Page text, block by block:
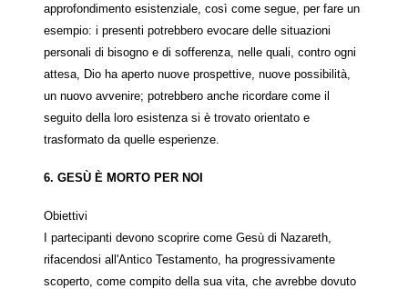
approfondimento esistenziale, così come segue, per fare un
esempio: i presenti potrebbero evocare delle situazioni
personali di bisogno e di sofferenza, nelle quali, contro ogni
attesa, Dio ha aperto nuove prospettive, nuove possibilità,
un nuovo avvenire; potrebbero anche ricordare come il
seguito della loro esistenza si è trovato orientato e
trasformato da quelle esperienze.
6. GESÙ È MORTO PER NOI
Obiettivi
I partecipanti devono scoprire come Gesù di Nazareth,
rifacendosi all'Antico Testamento, ha progressivamente
scoperto, come compito della sua vita, che avrebbe dovuto